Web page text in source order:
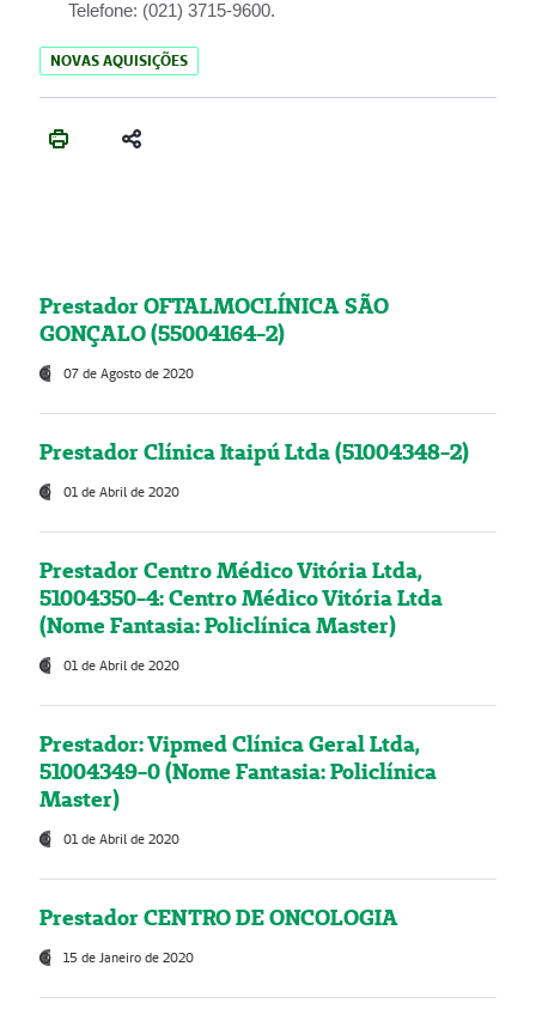
Telefone: (021) 3715-9600.
NOVAS AQUISIÇÕES
Prestador OFTALMOCLÍNICA SÃO
GONÇALO (55004164-2)
07 de Agosto de 2020
Prestador Clínica Itaipú Ltda (51004348-2)
01 de Abril de 2020
Prestador Centro Médico Vitória Ltda,
51004350-4: Centro Médico Vitória Ltda
(Nome Fantasia: Policlínica Master)
01 de Abril de 2020
Prestador: Vipmed Clínica Geral Ltda,
51004349-0 (Nome Fantasia: Policlínica
Master)
01 de Abril de 2020
Prestador CENTRO DE ONCOLOGIA
15 de Janeiro de 2020